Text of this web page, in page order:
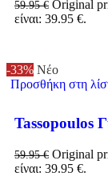
59.95€ Original
είναι: 39.95 €.
-33% Νέο
Προσθήκη στη
Tassopoulos
59.95€ Original
είναι: 39.95 €.